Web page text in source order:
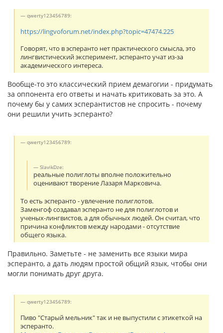
qwerty123456789:
https://lingvoforum.net/index.php?topic=47474.225
Говорят, что в эсперанто нет практического смысла, это
лингвистический эксперимент, эсперанто учат из-за
академического интереса.
Вообще-то это классический прием демагогии - придумать
за оппонента его ответы и начать критиковать за это. А
почему бы у самих эсперантистов не спросить - почему
они решили учить эсперанто?
qwerty123456789:
SlavikDze:
реальные полиглоты вполне положительно
оценивают творение Лазаря Марковича.
То есть эсперанто - увлечение полиглотов.
Заменгоф создавал эсперанто не для полиглотов и
ученых-лингвистов, а для обычных людей. Он считал, что
причина конфликтов между народами - отсутствие
общего языка.
Правильно. Заметьте - не заменить все языки мира
эсперанто, а дать людям простой общий язык, чтобы они
могли понимать друг друга.
qwerty123456789:
Пиво "Старый мельник" так и не выпустили с этикеткой на
эсперанто.